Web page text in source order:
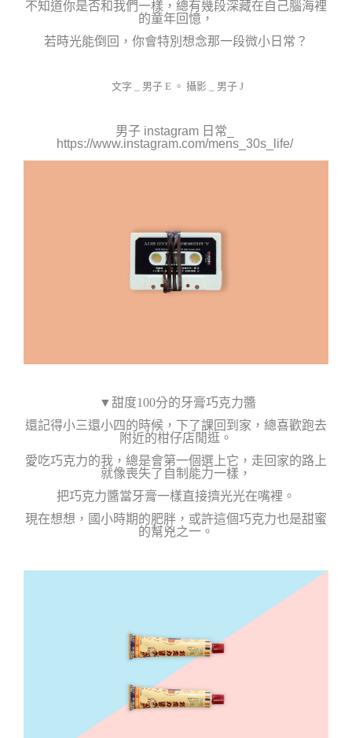
不知道你是否和我們一樣，總有幾段深藏在自己腦海裡
的童年回憶，
若時光能倒回，你會特別想念那一段微小日常？
文字 _ 男子 E 。 攝影 _ 男子 J
https://www.instagram.com/mens_30s_life/
▼甜度100分的牙膏巧克力醬
還記得小三還小四的時候，下了課回到家，總喜歡跑去
附近的柑仔店閒逛。
愛吃巧克力的我，總是會第一個選上它，走回家的路上
就像喪失了 自制能力一樣，
把巧克力醬當牙膏一樣直接擠光光在嘴裡。
現在想想，國小時期的肥胖，或許這個巧克力也是甜蜜
的幫兇之一。